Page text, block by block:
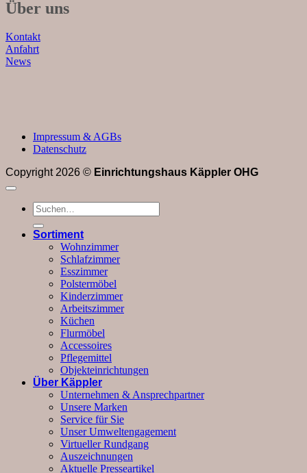
Über uns
Kontakt
Anfahrt
News
Impressum & AGBs
Datenschutz
Copyright 2026 © Einrichtungshaus Käppler OHG
Suchen
nach:
Sortiment
Wohnzimmer
Schlafzimmer
Esszimmer
Polstermöbel
Kinderzimmer
Arbeitszimmer
Küchen
Flurmöbel
Accessoires
Pflegemittel
Objekteinrichtungen
Über Käppler
Unternehmen & Ansprechpartner
Unsere Marken
Service für Sie
Unser Umweltengagement
Virtueller Rundgang
Auszeichnungen
Aktuelle Presseartikel